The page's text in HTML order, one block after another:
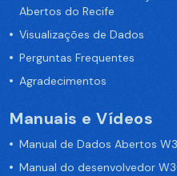
Abertos do Recife
Visualizações de Dados
Perguntas Frequentes
Agradecimentos
Manuais e Vídeos
Manual de Dados Abertos
Manual do desenvolvedor